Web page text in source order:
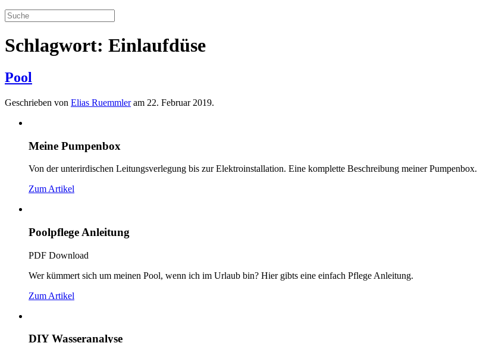
Schlagwort: Einlaufdüse
Pool
Geschrieben von Elias Ruemmleram 22. Februar 2019.
Meine Pumpenbox
Von der unterirdischen Leitungsverlegung bis zur Elektroinstallation. Eine komplette Beschreibung meiner Pumpenbox.
Zum Artikel
Poolpflege Anleitung
PDF Download
Wer kümmert sich um meinen Pool, wenn ich im Urlaub bin? Hier gibts eine einfach Pflege Anleitung.
Zum Artikel
DIY Wasseranalyse